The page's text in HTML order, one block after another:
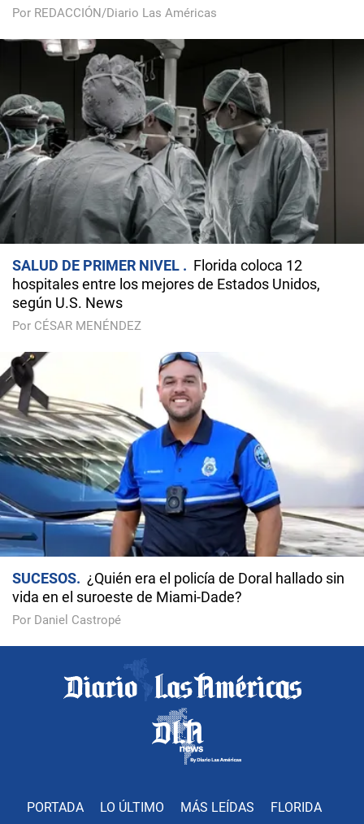
Por REDACCIÓN/Diario Las Américas
SALUD DE PRIMER NIVEL
Florida coloca 12
hospitales entre los mejores de Estados Unidos,
según U.S. News
Por CÉSAR MENÉNDEZ
SUCESOS
¿Quién era el policía de Doral hallado sin
vida en el suroeste de Miami-Dade?
Por Daniel Castropé
PORTADA LO ÚLTIMO MÁS LEÍDAS FLORIDA